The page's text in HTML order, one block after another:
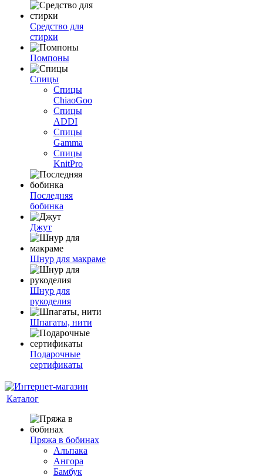
Средство для
стирки
Помпоны
Спицы
Спицы
ChiaoGoo
Спицы
ADDI
Спицы
Gamma
Спицы
KnitPro
Последняя
бобинка
Джут
Шнур для макраме
Шнур для
рукоделия
Шпагаты, нити
Подарочные
сертификаты
Каталог
Пряжа в бобинах
Альпака
Ангора
Бамбук